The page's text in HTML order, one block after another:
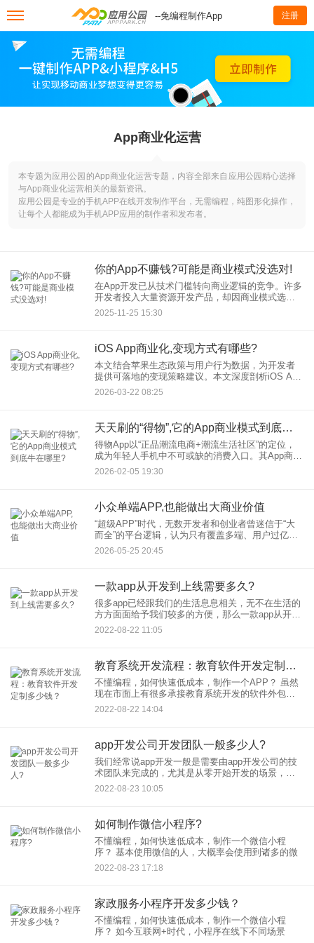
--免编程制作App 注册
App商业化运营
本专题为应用公园的App商业化运营专题，内容全部来自应用公园精心选择
与App商业化运营相关的最新资讯。
应用公园是专业的手机APP在线开发制作平台，无需编程，纯图形化操作，
让每个人都能成为手机APP应用的制作者和发布者。
你的App不赚钱?可能是商业模式没选对!
在App开发已从技术门槛转向商业逻辑的竞争。许多
开发者投入大量资源开发产品，却因商业模式选择
失误陷入“用户增长但收入停滞”的困境。本文将结合
行业数据与实战案例，拆解App赚钱的核心逻辑。
2025-11-25 15:30
iOS App商业化,变现方式有哪些?
本文结合苹果生态政策与用户行为数据，为开发者
提供可落地的变现策略建议。本文深度剖析iOS App
商业化核心逻辑，系统梳理广告变现、内购变现、
2026-03-22 08:25
天天刷的“得物”,它的App商业模式到底牛在哪里?
得物App以“正品潮流电商+潮流生活社区”的定位，
成为年轻人手机中不可或缺的消费入口。其App商业
模式不仅颠覆了传统电商逻辑，更通过“信任经
济”与“社区生态”的深度融合，开辟了一条独特的增长
2026-02-05 19:30
小众单端APP,也能做出大商业价值
“超级APP”时代，无数开发者和创业者曾迷信于“大
而全”的平台逻辑，认为只有覆盖多端、用户过亿才
能谈商业模式。然而，随着流量成本激增和用户需
求日益分化，一种新的共识正在形成：小众单端
2026-05-25 20:45
一款app从开发到上线需要多久?
很多app已经跟我们的生活息息相关，无不在生活的
方方面面给予我们较多的方便，那么一款app从开发
到上线需要多久呢？ 简单来讲，功能越复杂的所需
要的时间就越长
2022-08-22 11:05
教育系统开发流程：教育软件开发定制多少钱？
不懂编程，如何快速低成本，制作一个APP？ 虽然
现在市面上有很多承接教育系统开发的软件外包公
司
2022-08-22 14:04
app开发公司开发团队一般多少人?
我们经常说app开发一般是需要由app开发公司的技
术团队来完成的，尤其是从零开始开发的场景，那
么app开发团队一般多少人呢？ 对于从零开始开发
app的情况，
2022-08-23 10:05
如何制作微信小程序?
不懂编程，如何快速低成本，制作一个微信小程
序？ 基本使用微信的人，大概率会使用到诸多的微
2022-08-23 17:18
家政服务小程序开发多少钱？
不懂编程，如何快速低成本，制作一个微信小程
序？ 如今互联网+时代，小程序在线下不同场景